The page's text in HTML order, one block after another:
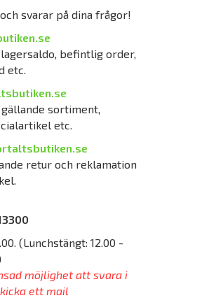
svarar på dina frågor!
befintlig order,
etc.
sortiment,
etc.
retur och reklamation
(Lunchstängt: 12.00 -
möjlighet att svara i
ett mail